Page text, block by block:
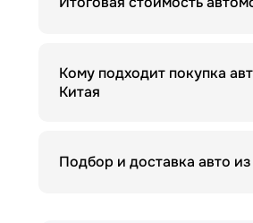
Кому подходит покупка
Китая
Подбор и доставка авто из